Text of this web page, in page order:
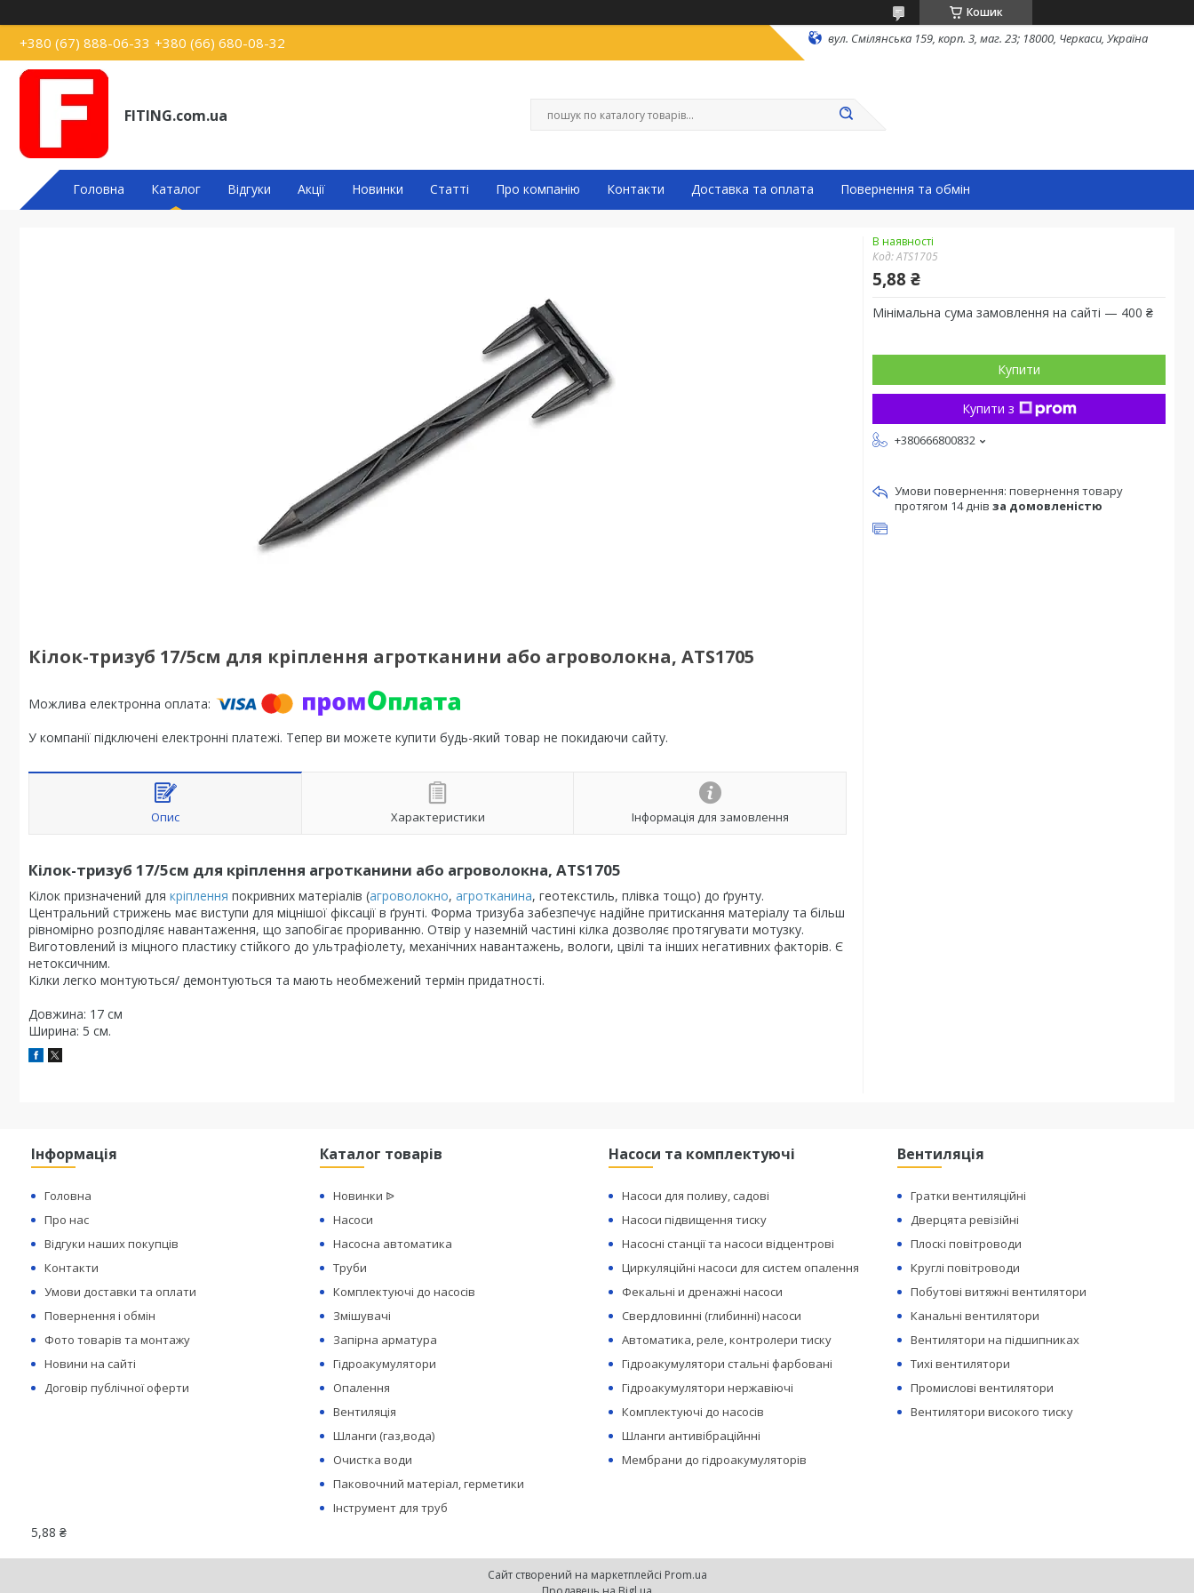
Кошик
+380 (67) 888-06-33 +380 (66) 680-08-32 вул. Смілянська 159, корп. 3, маг. 23; 18000, Черкаси, Україна
FITING.com.ua
Головна Каталог Відгуки Акції Новинки Статті Про компанію Контакти Доставка та оплата Повернення та обмін
Кілок-тризуб 17/5см для кріплення агротканини або агроволокна, ATS1705
У компанії підключені електронні платежі. Тепер ви можете купити будь-який товар не покидаючи сайту.
Опис Характеристики Інформація для замовлення
Кілок-тризуб 17/5см для кріплення агротканини або агроволокна, ATS1705
Кілок призначений для кріплення покривних матеріалів (агроволокно, агротканина, геотекстиль, плівка тощо) до ґрунту.
Центральний стрижень має виступи для міцнішої фіксації в ґрунті. Форма тризуба забезпечує надійне притискання матеріалу та більш
рівномірно розподіляє навантаження, що запобігає прориванню. Отвір у наземній частині кілка дозволяє протягувати мотузку.
Виготовлений із міцного пластику стійкого до ультрафіолету, механічних навантажень, вологи, цвілі та інших негативних факторів. Є
нетоксичним.
Кілки легко монтуються/ демонтуються та мають необмежений термін придатності.
Довжина: 17 см
Ширина: 5 см.
В наявності
Код:ATS1705
5,88 ₴
Мінімальна сума замовлення на сайті — 400 ₴
Купити
Купити з
+380666800832
повернення товару
протягом 14 днів за домовленістю
Інформація
Головна
Про нас
Відгуки наших покупців
Контакти
Умови доставки та оплати
Повернення і обмін
Фото товарів та монтажу
Новини на сайті
Договір публічної оферти
Каталог товарів
Новинки ᐉ
Насоси
Насосна автоматика
Труби
Комплектуючі до насосів
Змішувачі
Запірна арматура
Гідроакумулятори
Опалення
Вентиляція
Шланги (газ,вода)
Очистка води
Паковочний матеріал, герметики
Інструмент для труб
Насоси та комплектуючі
Насоси для поливу, садові
Насоси підвищення тиску
Насосні станції та насоси відцентрові
Циркуляційні насоси для систем опалення
Фекальні и дренажні насоси
Свердловинні (глибинні) насоси
Автоматика, реле, контролери тиску
Гідроакумулятори стальні фарбовані
Гідроакумулятори нержавіючі
Комплектуючі до насосів
Шланги антивібраційнні
Мембрани до гідроакумуляторів
Вентиляція
Гратки вентиляційні
Дверцята ревізійні
Плоскі повітроводи
Круглі повітроводи
Побутові витяжні вентилятори
Канальні вентилятори
Вентилятори на підшипниках
Тихі вентилятори
Промислові вентилятори
Вентилятори високого тиску
5,88 ₴
Сайт створений на маркетплейсі Prom.ua